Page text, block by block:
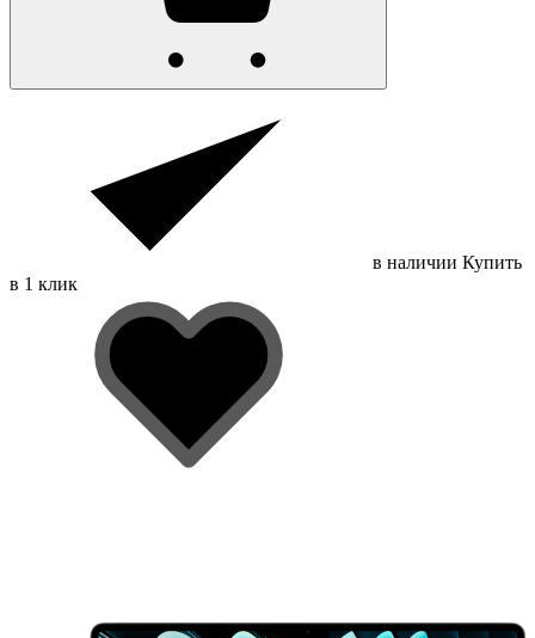
в наличии Купить
в 1 клик